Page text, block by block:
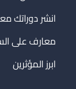
انشر دوراتك
معارف على
ابرز المؤثرين